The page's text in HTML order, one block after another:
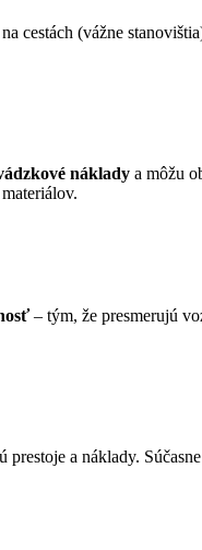
cestách (vážne
náklady a môžu
– tým, že presmerujú
a náklady.